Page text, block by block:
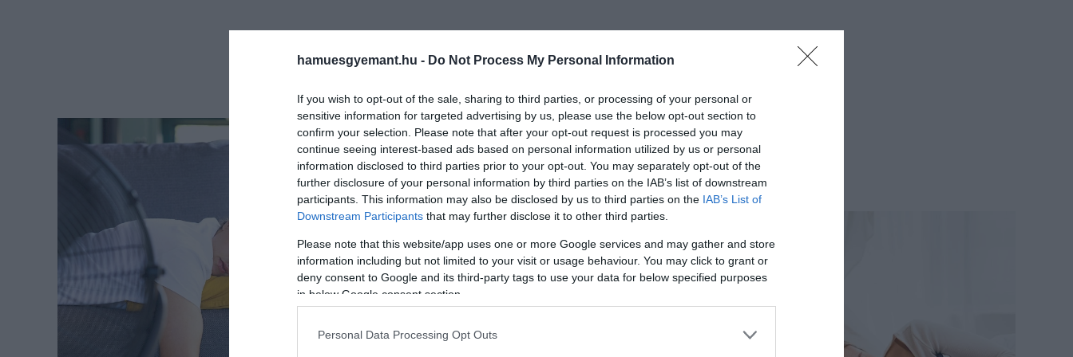
hamuesgyemant.hu - Do Not Process My Personal Information
If you wish to opt-out of the sale, sharing to third parties, or processing of your personal or
sensitive information for targeted advertising by us, please use the below opt-out section to
confirm your selection. Please note that after your opt-out request is processed you may
continue seeing interest-based ads based on personal information utilized by us or personal
information disclosed to third parties prior to your opt-out. You may separately opt-out of the
further disclosure of your personal information by third parties on the IAB’s list of downstream
participants. This information may also be disclosed by us to third parties on the IAB’s List of
Downstream Participants that may further disclose it to other third parties.
Please note that this website/app uses one or more Google services and may gather and store
information including but not limited to your visit or usage behaviour. You may click to grant or
deny consent to Google and its third-party tags to use your data for below specified purposes
in below Google consent section.
Personal Data Processing Opt Outs